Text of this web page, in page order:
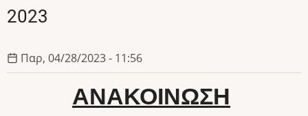
2023
Παρ, 04/28/2023 - 11:56
ΑΝΑΚΟΙΝΩΣΗ